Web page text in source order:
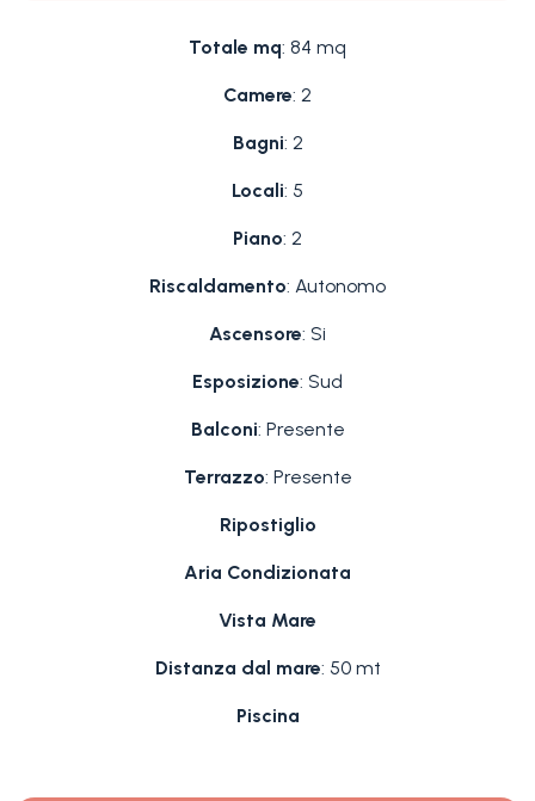
Totale mq: 84 mq
Camere: 2
Bagni: 2
Locali: 5
Piano: 2
Riscaldamento: Autonomo
Ascensore: Si
Esposizione: Sud
Balconi: Presente
Terrazzo: Presente
Ripostiglio
Aria Condizionata
Vista Mare
Distanza dal mare: 50 mt
Piscina